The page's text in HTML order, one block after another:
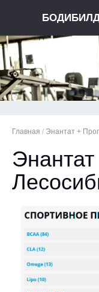
Главная / Энантат +